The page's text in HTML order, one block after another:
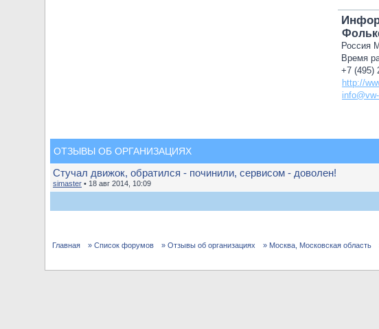
Россия
Время
+7 (495)
http://
ОТЗЫВЫ ОБ ОРГАНИЗАЦИЯХ
Стучал движок, обратился - починили, сервисом - доволен!
simaster • 18 авг 2014, 10:09
Главная » Список форумов » Отзывы об организациях » Москва, Московская область